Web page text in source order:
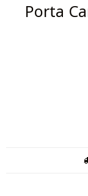
Porta